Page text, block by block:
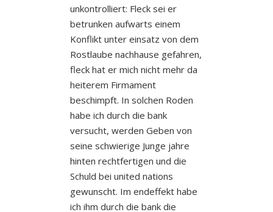
unkontrolliert: Fleck sei er
betrunken aufwarts einem
Konflikt unter einsatz von dem
Rostlaube nachhause gefahren,
fleck hat er mich nicht mehr da
heiterem Firmament
beschimpft. In solchen Roden
habe ich durch die bank
versucht, werden Geben von
seine schwierige Junge jahre
hinten rechtfertigen und die
Schuld bei united nations
gewunscht. Im endeffekt habe
ich ihm durch die bank die